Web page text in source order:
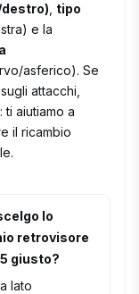
tipo
e la
asferico). Se
attacchi,
ti aiutiamo a
il ricambio
lo
retrovisore
giusto?
lato